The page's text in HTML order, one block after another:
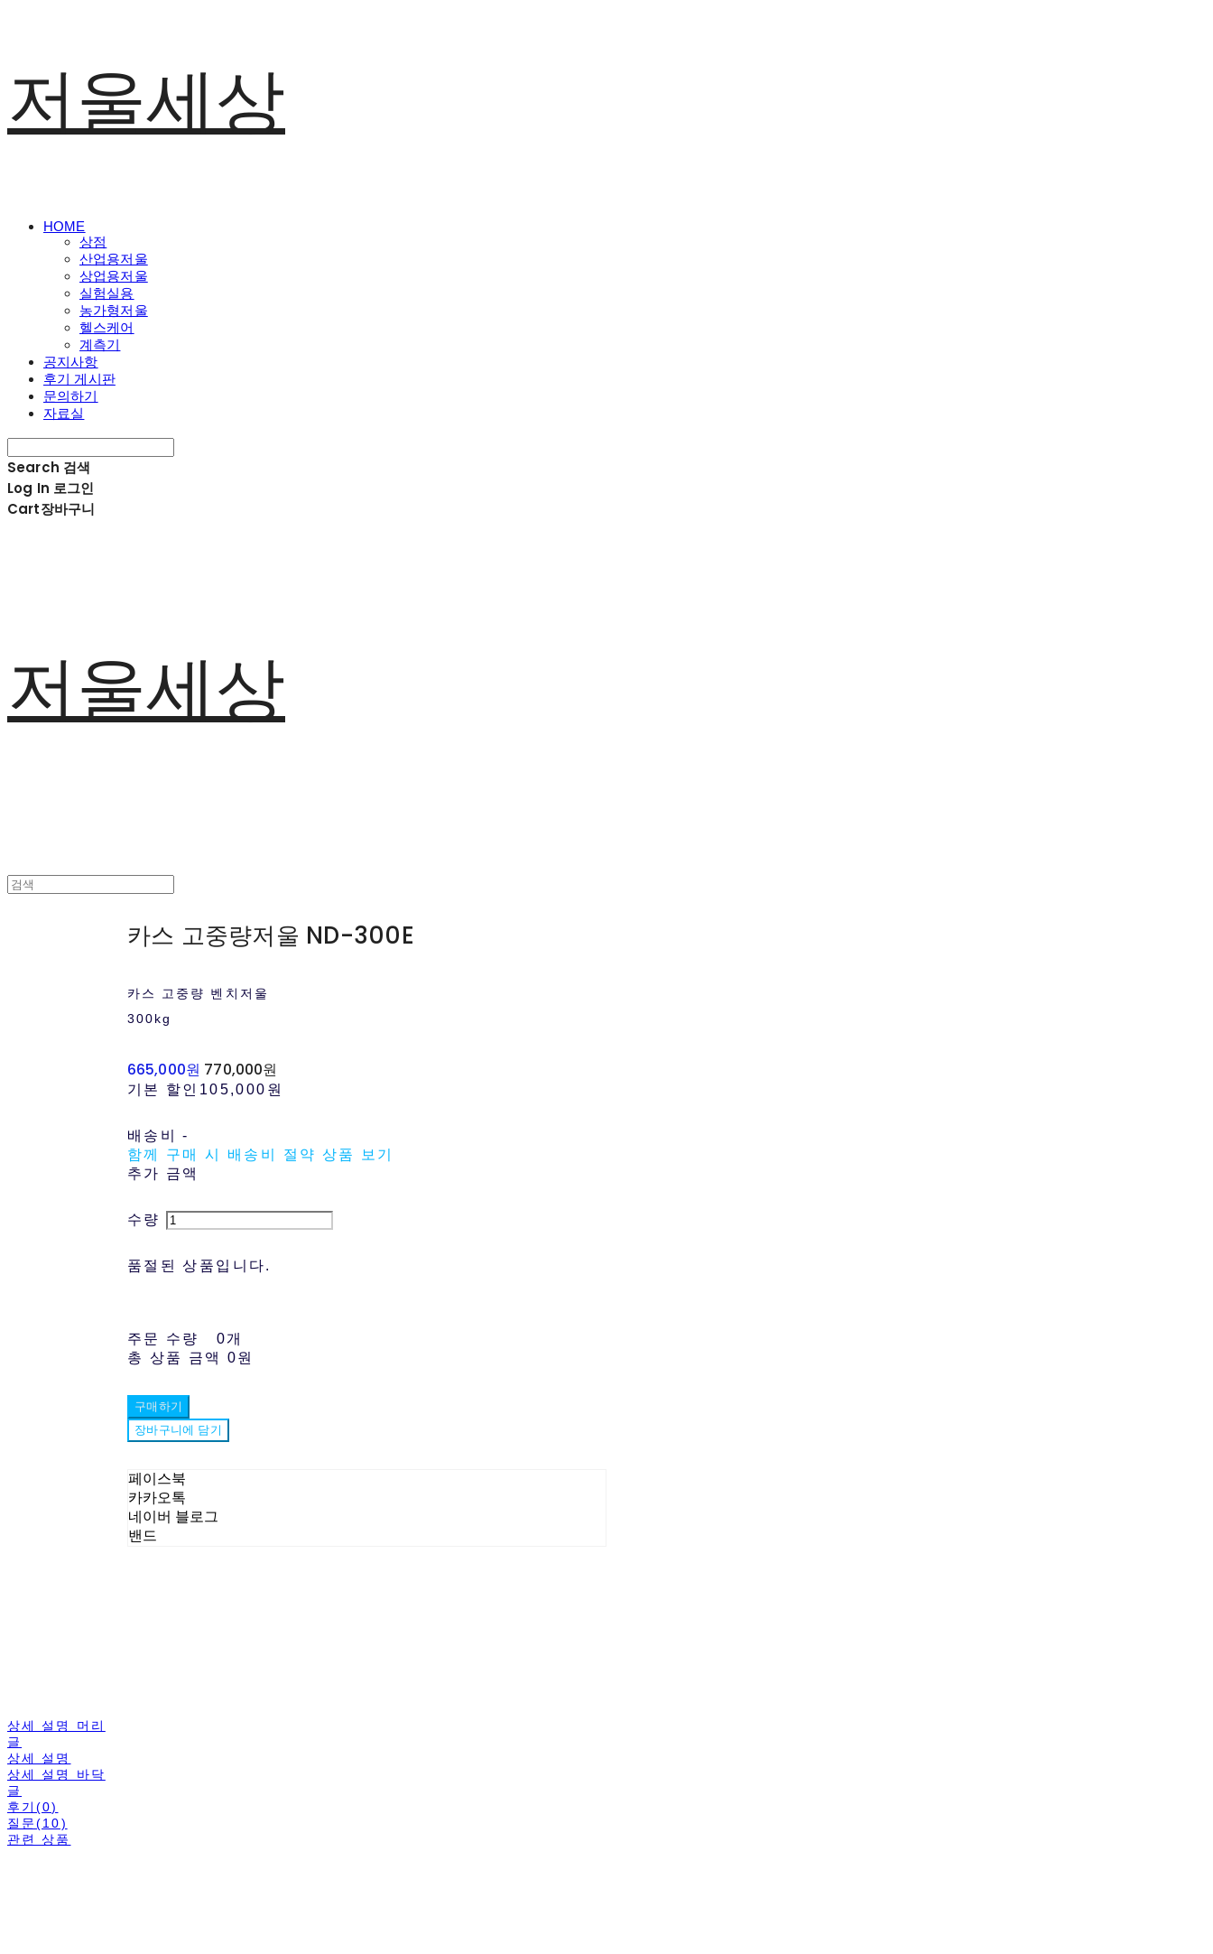
저울세상
HOME
상점
산업용저울
상업용저울
실험실용
농가형저울
헬스케어
계측기
공지사항
후기 게시판
문의하기
자료실
Search 검색
Log In 로그인
Cart장바구니
저울세상
카스 고중량저울 ND-300E
카스 고중량 벤치저울
300kg
665,000원 770,000원
기본 할인 105,000원
배송비-
함께 구매 시 배송비 절약 상품 보기
추가 금액
수량
품절된 상품입니다.
주문 수량
0개
총 상품 금액
0원
구매하기
장바구니에 담기
페이스북
카카오톡
네이버 블로그
밴드
상세 설명 머리
글
상세 설명
상세 설명 바닥
글
후기(0)
질문(10)
관련 상품